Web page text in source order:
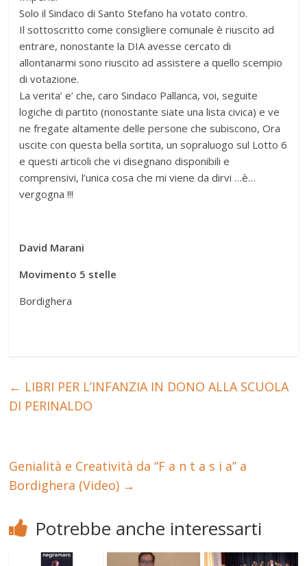
Solo il Sindaco di Santo Stefano ha votato contro.
Il sottoscritto come consigliere comunale è riuscito ad
entrare, nonostante la DIA avesse cercato di
allontanarmi sono riuscito ad assistere a quello scempio
di votazione.
La verita’ e’ che, caro Sindaco Pallanca, voi, seguite
logiche di partito (nonostante siate una lista civica) e ve
ne fregate altamente delle persone che subiscono, Ora
uscite con questa bella sortita, un sopraluogo sul Lotto 6
e questi articoli che vi disegnano disponibili e
comprensivi, l’unica cosa che mi viene da dirvi …è…
vergogna !!!
David Marani
Movimento 5 stelle
Bordighera
← LIBRI PER L’INFANZIA IN DONO ALLA SCUOLA
DI PERINALDO
Genialità e Creatività da “F a n t a s i a” a
Bordighera (Video) →
Potrebbe anche interessarti